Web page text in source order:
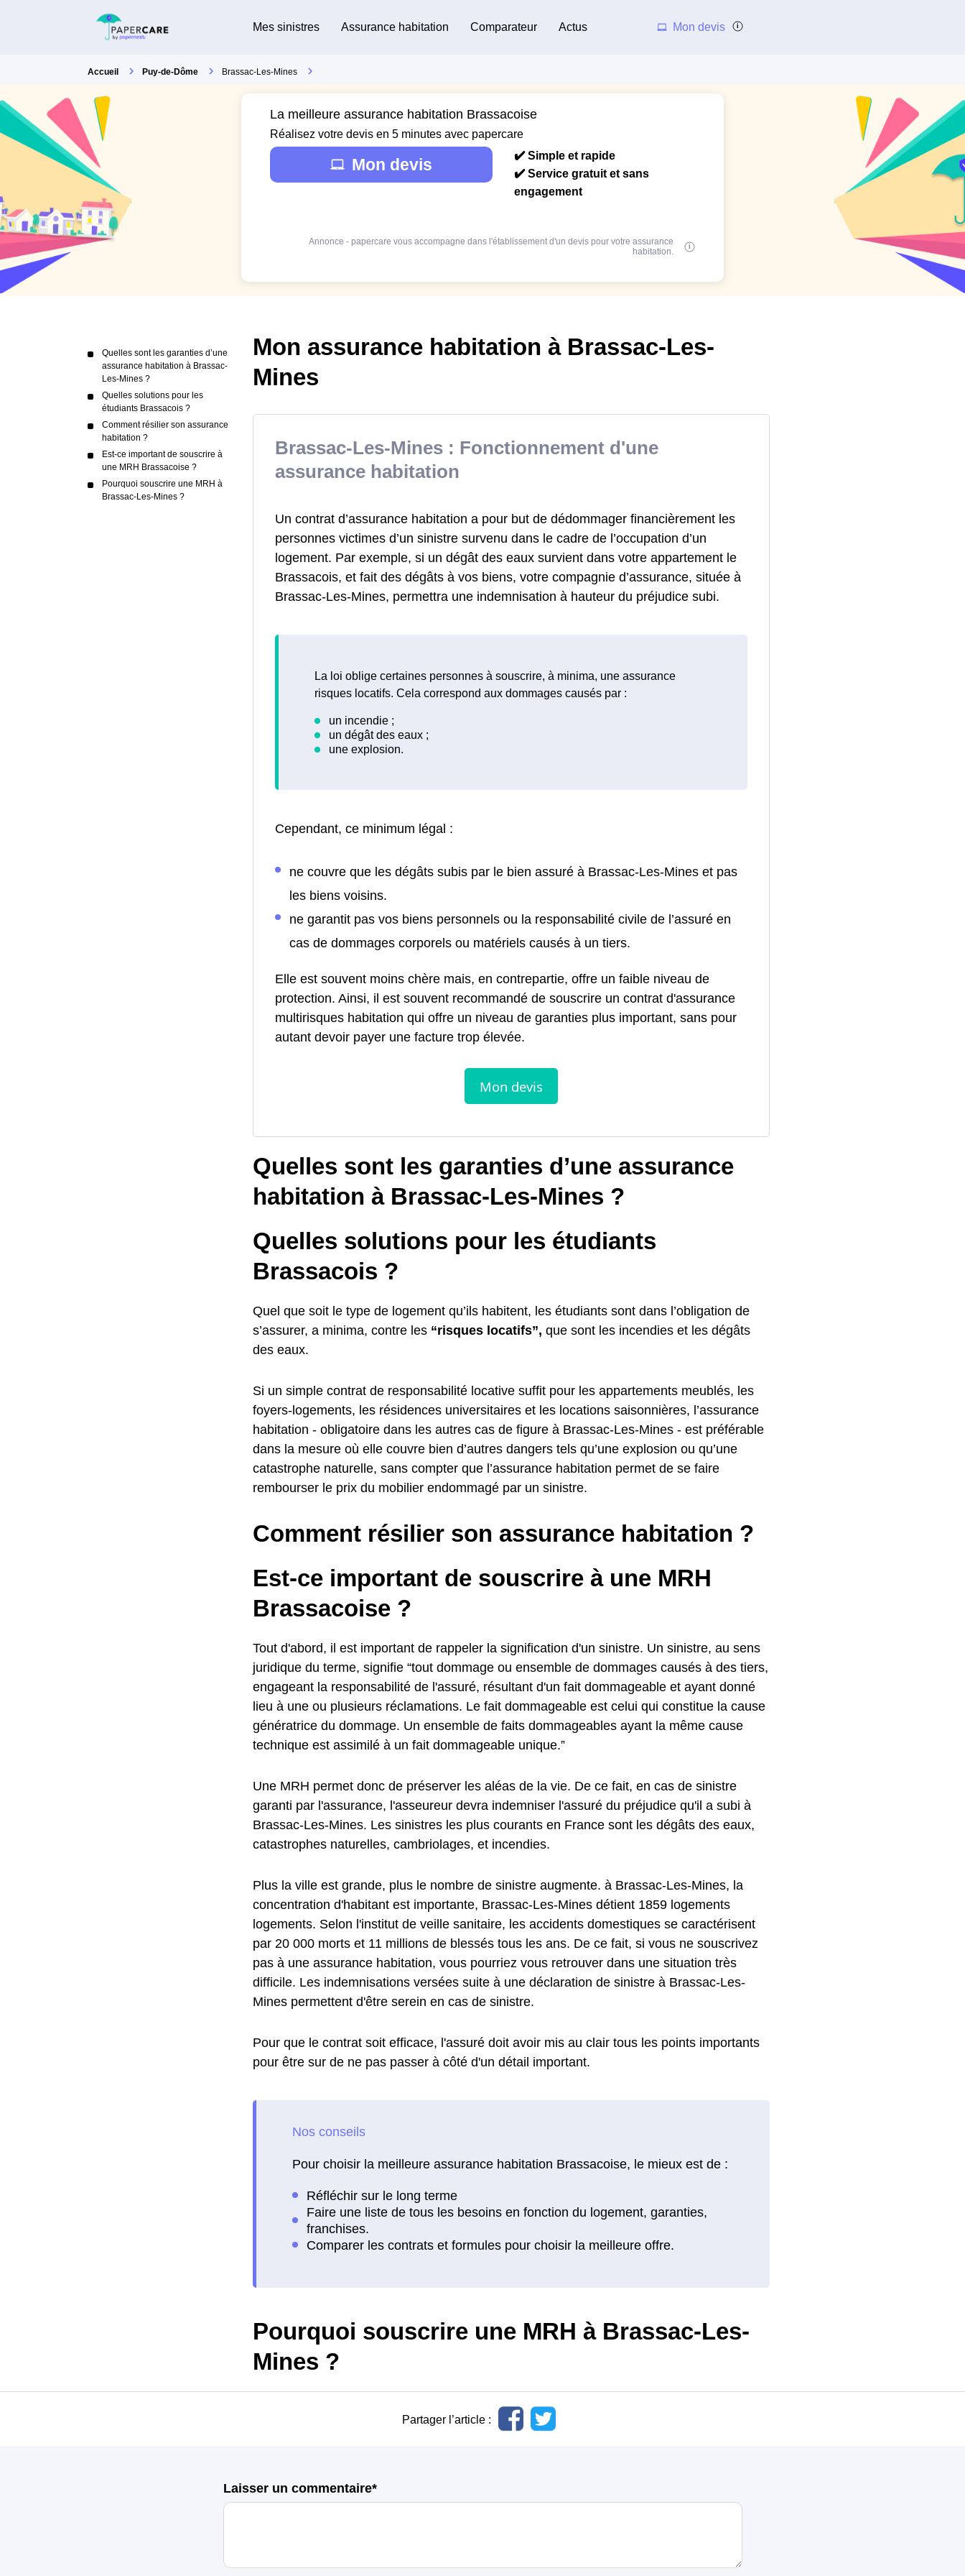
Mes sinistres Assurance habitation Comparateur Actus Mon devis
Accueil Puy-de-Dôme Brassac-Les-Mines
La meilleure assurance habitation Brassacoise
Réalisez votre devis en 5 minutes avec papercare
Mon devis
✔️ Simple et rapide
✔️ Service gratuit et sans
engagement
Annonce - papercare vous accompagne dans l'établissement d'un devis pour votre assurance
habitation.
Quelles sont les garanties d’une
assurance habitation à Brassac-
Les-Mines ?
Quelles solutions pour les
étudiants Brassacois ?
Comment résilier son assurance
habitation ?
Est-ce important de souscrire à
une MRH Brassacoise ?
Pourquoi souscrire une MRH à
Brassac-Les-Mines ?
Mon assurance habitation à Brassac-Les-
Mines
Brassac-Les-Mines : Fonctionnement d'une
assurance habitation
Un contrat d’assurance habitation a pour but de dédommager financièrement les
personnes victimes d’un sinistre survenu dans le cadre de l’occupation d’un
logement. Par exemple, si un dégât des eaux survient dans votre appartement le
Brassacois, et fait des dégâts à vos biens, votre compagnie d’assurance, située à
Brassac-Les-Mines, permettra une indemnisation à hauteur du préjudice subi.
La loi oblige certaines personnes à souscrire, à minima, une assurance
risques locatifs. Cela correspond aux dommages causés par :
Cependant, ce minimum légal :
ne couvre que les dégâts subis par le bien assuré à Brassac-Les-Mines et pas
les biens voisins.
ne garantit pas vos biens personnels ou la responsabilité civile de l’assuré en
cas de dommages corporels ou matériels causés à un tiers.
Elle est souvent moins chère mais, en contrepartie, offre un faible niveau de
protection. Ainsi, il est souvent recommandé de souscrire un contrat d'assurance
multirisques habitation qui offre un niveau de garanties plus important, sans pour
autant devoir payer une facture trop élevée.
Quelles sont les garanties d’une assurance
habitation à Brassac-Les-Mines ?
Quelles solutions pour les étudiants
Brassacois ?
Quel que soit le type de logement qu’ils habitent, les étudiants sont dans l’obligation de
s’assurer, a minima, contre les “risques locatifs”, que sont les incendies et les dégâts
des eaux.
Si un simple contrat de responsabilité locative suffit pour les appartements meublés, les
foyers-logements, les résidences universitaires et les locations saisonnières, l’assurance
habitation - obligatoire dans les autres cas de figure à Brassac-Les-Mines - est préférable
dans la mesure où elle couvre bien d’autres dangers tels qu’une explosion ou qu’une
catastrophe naturelle, sans compter que l’assurance habitation permet de se faire
rembourser le prix du mobilier endommagé par un sinistre.
Comment résilier son assurance habitation ?
Est-ce important de souscrire à une MRH
Brassacoise ?
Tout d'abord, il est important de rappeler la signification d'un sinistre. Un sinistre, au sens
juridique du terme, signifie “tout dommage ou ensemble de dommages causés à des tiers,
engageant la responsabilité de l'assuré, résultant d'un fait dommageable et ayant donné
lieu à une ou plusieurs réclamations. Le fait dommageable est celui qui constitue la cause
génératrice du dommage. Un ensemble de faits dommageables ayant la même cause
technique est assimilé à un fait dommageable unique.”
Une MRH permet donc de préserver les aléas de la vie. De ce fait, en cas de sinistre
garanti par l'assurance, l'asseureur devra indemniser l'assuré du préjudice qu'il a subi à
Brassac-Les-Mines. Les sinistres les plus courants en France sont les dégâts des eaux,
catastrophes naturelles, cambriolages, et incendies.
Plus la ville est grande, plus le nombre de sinistre augmente. à Brassac-Les-Mines, la
concentration d'habitant est importante, Brassac-Les-Mines détient 1859 logements
logements. Selon l'institut de veille sanitaire, les accidents domestiques se caractérisent
par 20 000 morts et 11 millions de blessés tous les ans. De ce fait, si vous ne souscrivez
pas à une assurance habitation, vous pourriez vous retrouver dans une situation très
difficile. Les indemnisations versées suite à une déclaration de sinistre à Brassac-Les-
Mines permettent d'être serein en cas de sinistre.
Pour que le contrat soit efficace, l'assuré doit avoir mis au clair tous les points importants
pour être sur de ne pas passer à côté d'un détail important.
Pour choisir la meilleure assurance habitation Brassacoise, le mieux est de :
Pourquoi souscrire une MRH à Brassac-Les-
Mines ?
Partager l’article :
Laisser un commentaire*